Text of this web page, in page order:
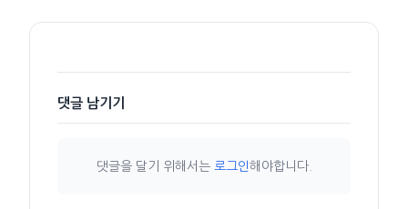
댓글 남기기
댓글을 달기 위해서는 로그인해야합니다.